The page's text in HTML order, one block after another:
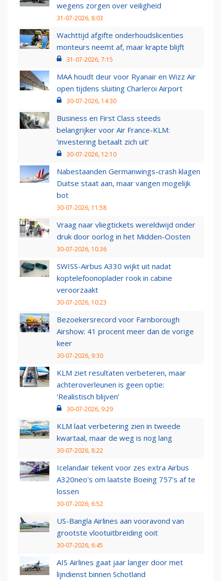
wegens zorgen over veiligheid
31-07-2026, 8:03
Wachttijd afgifte onderhoudslicenties
monteurs neemt af, maar krapte blijft
31-07-2026, 7:15
MAA houdt deur voor Ryanair en Wizz Air
open tijdens sluiting Charleroi Airport
30-07-2026, 14:30
Business en First Class steeds
belangrijker voor Air France-KLM:
‘investering betaalt zich uit’
30-07-2026, 12:10
Nabestaanden Germanwings-crash klagen
Duitse staat aan, maar vangen mogelijk
bot
30-07-2026, 11:58
Vraag naar vliegtickets wereldwijd onder
druk door oorlog in het Midden-Oosten
30-07-2026, 10:36
SWISS-Airbus A330 wijkt uit nadat
koptelefoonoplader rook in cabine
veroorzaakt
30-07-2026, 10:23
Bezoekersrecord voor Farnborough
Airshow: 41 procent meer dan de vorige
keer
30-07-2026, 9:30
KLM ziet resultaten verbeteren, maar
achteroverleunen is geen optie:
‘Realistisch blijven’
30-07-2026, 9:29
KLM laat verbetering zien in tweede
kwartaal, maar de weg is nog lang
30-07-2026, 8:22
Icelandair tekent voor zes extra Airbus
A320neo's om laatste Boeing 757's af te
lossen
30-07-2026, 6:52
US-Bangla Airlines aan vooravond van
grootste vlootuitbreiding ooit
30-07-2026, 6:45
AIS Airlines gaat jaar langer door met
lijndienst binnen Schotland